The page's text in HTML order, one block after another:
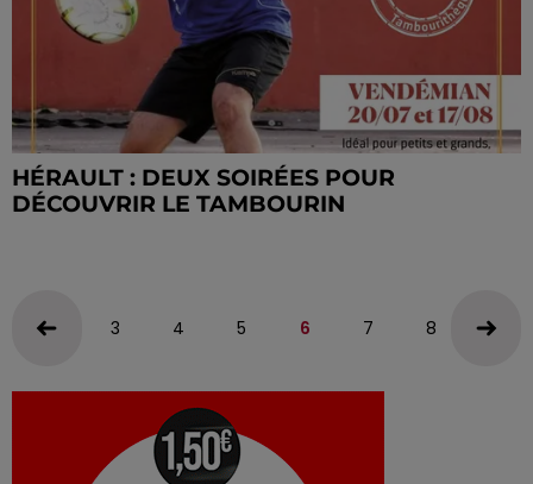
HÉRAULT : DEUX SOIRÉES POUR
DÉCOUVRIR LE TAMBOURIN
3 4 5 6 7 8 9